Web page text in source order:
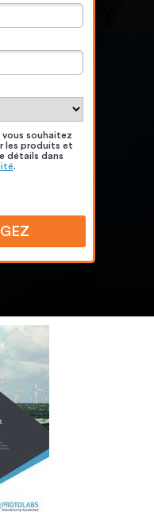
souhaitez
les produits et
détails dans
.